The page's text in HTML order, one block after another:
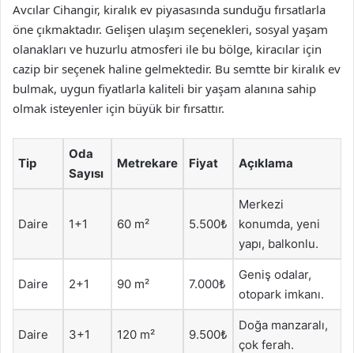
Avcılar Cihangir, kiralık ev piyasasında sunduğu fırsatlarla
öne çıkmaktadır. Gelişen ulaşım seçenekleri, sosyal yaşam
olanakları ve huzurlu atmosferi ile bu bölge, kiracılar için
cazip bir seçenek haline gelmektedir. Bu semtte bir kiralık ev
bulmak, uygun fiyatlarla kaliteli bir yaşam alanına sahip
olmak isteyenler için büyük bir fırsattır.
Tip
Oda
Sayısı
Metrekare Fiyat Açıklama
Daire 1+1 60 m² 5.500₺
Merkezi
konumda, yeni
yapı, balkonlu.
Daire 2+1 90 m² 7.000₺
Geniş odalar,
otopark imkanı.
Daire 3+1 120 m² 9.500₺
Doğa manzaralı,
çok ferah.